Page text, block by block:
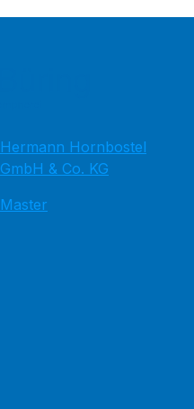
Hermann Hornbostel
GmbH & Co. KG
Master